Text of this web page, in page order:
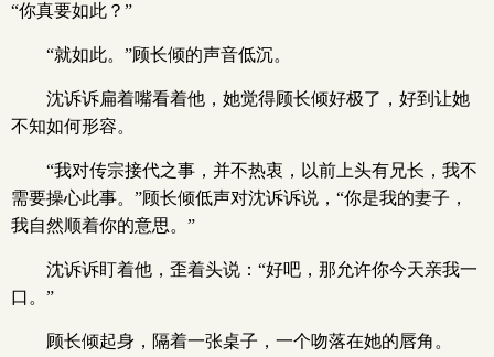
“你真要如此？”
“就如此。”顾长倾的声音低沉。
沈诉诉扁着嘴看着他，她觉得顾长倾好极了，好到让她
不知如何形容。
“我对传宗接代之事，并不热衷，以前上头有兄长，我不
需要操心此事。”顾长倾低声对沈诉诉说，“你是我的妻子，
我自然顺着你的意思。”
沈诉诉盯着他，歪着头说：“好吧，那允许你今天亲我一
口。”
顾长倾起身，隔着一张桌子，一个吻落在她的唇角。